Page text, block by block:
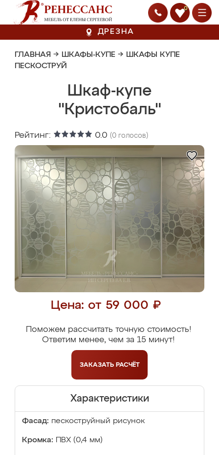
0
ДРЕЗНА
ГЛАВНАЯ → ШКАФЫ-КУПЕ → ШКАФЫ КУПЕ
ПЕСКОСТРУЙ
Шкаф-купе
"Кристобаль"
Рейтинг: 0.0 (0 голосов)
Цена: от 59 000 ₽
Поможем рассчитать точную стоимость!
Ответим менее, чем за 15 минут!
ЗАКАЗАТЬ РАСЧЁТ
Характеристики
Фасад: пескоструйный рисунок
Кромка: ПВХ (0,4 мм)